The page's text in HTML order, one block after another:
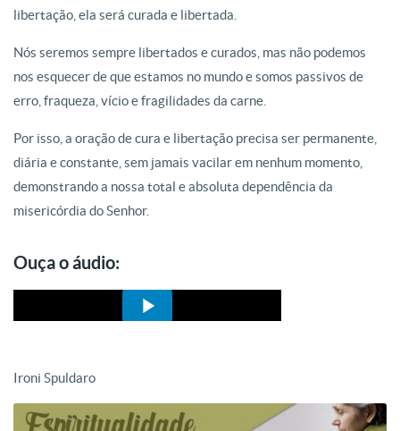
libertação, ela será curada e libertada.
Nós seremos sempre libertados e curados, mas não podemos
nos esquecer de que estamos no mundo e somos passivos de
erro, fraqueza, vício e fragilidades da carne.
Por isso, a oração de cura e libertação precisa ser permanente,
diária e constante, sem jamais vacilar em nenhum momento,
demonstrando a nossa total e absoluta dependência da
misericórdia do Senhor.
Ouça o áudio:
Ironi Spuldaro